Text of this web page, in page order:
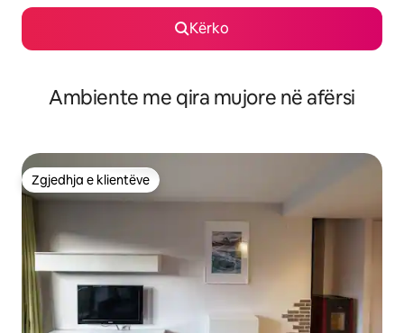
Kërko
Ambiente me qira mujore në afërsi
Zgjedhja e klientëve
Zgjedhja e klientëve